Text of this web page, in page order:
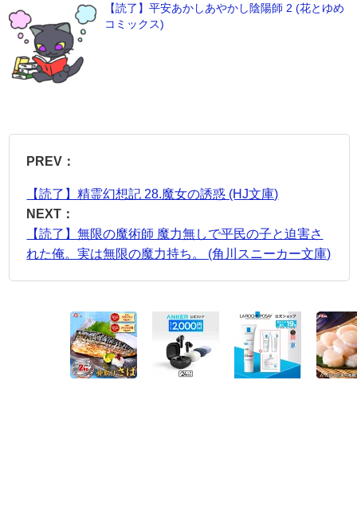
【読了】平安あかしあやかし陰陽師 2 (花とゆめ
コミックス)
PREV：
【読了】精霊幻想記 28.魔女の誘惑 (HJ文庫)
NEXT：
【読了】無限の魔術師 魔力無しで平民の子と迫害さ
れた俺。実は無限の魔力持ち。 (角川スニーカー文庫)